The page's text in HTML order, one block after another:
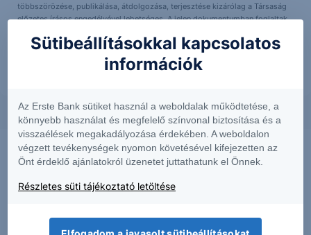
többszörözése, publikálása, átdolgozása, terjesztése kizárólag a Társaság
előzetes írásos engedélyével lehetséges. A jelen dokumentumban foglaltak
Dokumentumok – Erste Marketoldalon, illetve a Társaság ügyletek előtti
hirdetményében
Sütibeállításokkal kapcsolatos
információk
Az Erste Bank sütiket használ a weboldalak működtetése, a
könnyebb használat és megfelelő színvonal biztosítása és a
visszaélések megakadályozása érdekében. A weboldalon
végzett tevékenységek nyomon követésével kifejezetten az
Önt érdeklő ajánlatokról üzenetet juttathatunk el Önnek.
Részletes süti tájékoztató letöltése